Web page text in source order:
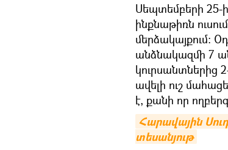
Սեպտեմբերի 25-
ինքնաթիռն
մերձակայքում։
անձնակազմի 7
կուրսանտներից
ավելի ուշ
է, քանի որ
Հարավային
տեսանյութ